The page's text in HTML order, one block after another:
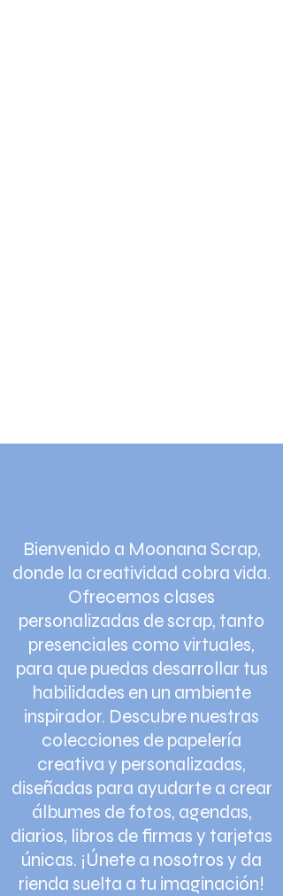
Bienvenido a Moonana Scrap,
donde la creatividad cobra vida.
Ofrecemos clases
personalizadas de scrap, tanto
presenciales como virtuales,
para que puedas desarrollar tus
habilidades en un ambiente
inspirador. Descubre nuestras
colecciones de papelería
creativa y personalizadas,
diseñadas para ayudarte a crear
álbumes de fotos, agendas,
diarios, libros de firmas y tarjetas
únicas. ¡Únete a nosotros y da
rienda suelta a tu imaginación!